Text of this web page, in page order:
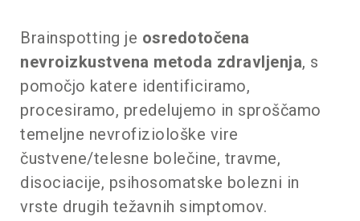
Brainspotting je osredotočena
nevroizkustvena metoda zdravljenja, s
pomočjo katere identificiramo,
procesiramo, predelujemo in sproščamo
temeljne nevrofiziološke vire
čustvene/telesne bolečine, travme,
disociacije, psihosomatske bolezni in
vrste drugih težavnih simptomov.